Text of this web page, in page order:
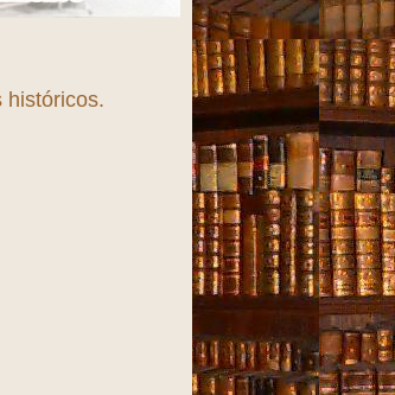
Fortaleza, uma cidade
históricos.